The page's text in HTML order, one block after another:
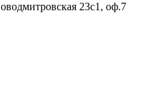
23с1, оф.7